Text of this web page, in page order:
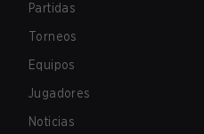
Partidas
Torneos
Equipos
Jugadores
Noticias